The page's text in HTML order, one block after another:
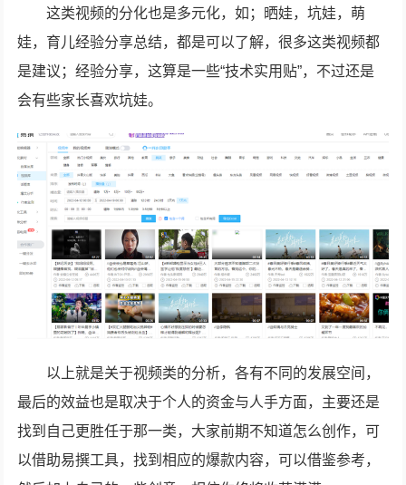
这类视频的分化也是多元化，如；晒娃，坑娃，萌
娃，育儿经验分享总结，都是可以了解，很多这类视频都
是建议；经验分享，这算是一些“技术实用贴”，不过还是
会有些家长喜欢坑娃。
以上就是关于视频类的分析，各有不同的发展空间，
最后的效益也是取决于个人的资金与人手方面，主要还是
找到自己更胜任于那一类，大家前期不知道怎么创作，可
以借助易撰工具，找到相应的爆款内容，可以借鉴参考，